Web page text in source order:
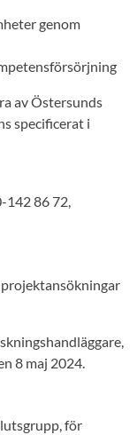
genom
av Östersunds
specificerat i
142 86 72,
projektansökningar
8 maj 2024.
för